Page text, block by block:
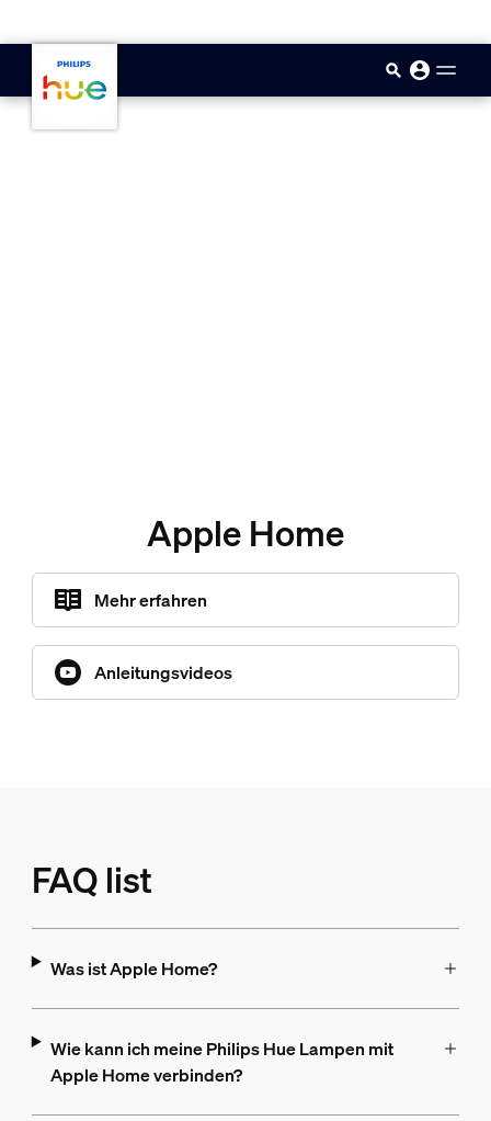
Apple Home
Mehr erfahren
Anleitungsvideos
FAQ list
Was ist Apple Home?
Wie kann ich meine Philips Hue Lampen mit
Apple Home verbinden?